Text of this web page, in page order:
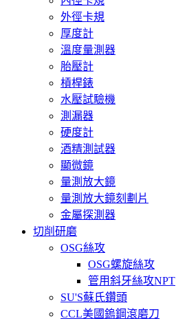
外徑卡規
厚度計
溫度量測器
胎壓計
槓桿錶
水壓試驗機
測漏器
硬度計
酒精測試器
顯微鏡
量測放大鏡
量測放大鏡刻劃片
金屬探測器
切削研磨
OSG絲攻
OSG螺旋絲攻
管用斜牙絲攻NPT
SU'S蘇氏鑽頭
CCL美國鎢鋼滾磨刀